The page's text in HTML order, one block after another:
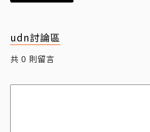
udn討論區
共 0 則留言